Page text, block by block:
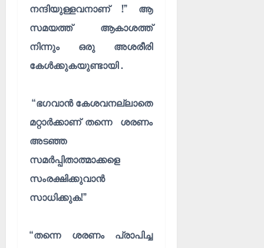
നന്ദിയുള്ളവനാണ് !” ആ
സമയത്ത് ആകാശത്ത്
നിന്നും ഒരു അശരീരി
കേൾക്കുകയുണ്ടായി .
“ഭഗവാൻ കേശവനല്ലാതെ
മറ്റാർക്കാണ് തന്നെ ശരണം
അടഞ്ഞ
സമർപ്പിതാത്മാക്കളെ
സംരക്ഷിക്കുവാൻ
സാധിക്കുക!”
“തന്നെ ശരണം പ്രാപിച്ച